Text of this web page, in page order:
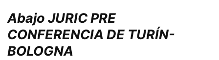
Abajo JURIC PRE
CONFERENCIA DE TURÍN-
BOLOGNA